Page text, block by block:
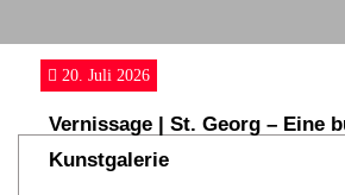
Musik
und
Tanz
Freie
20. Juli 2026
Vernissage | St. Georg – Eine
Kunstgalerie